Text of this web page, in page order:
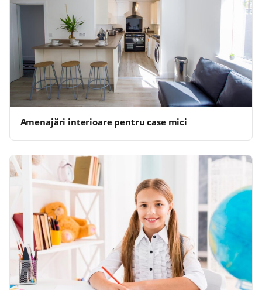
Amenajări interioare pentru case mici